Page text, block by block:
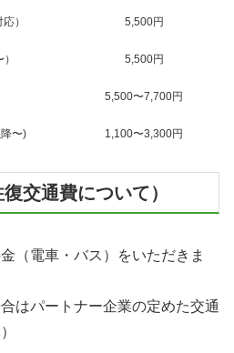
） 5,500円
5,500円
5,500〜7,700円
〜) 1,100〜3,300円
交通費について）
（電車・バス）をいただきま
はパートナー企業の定めた交通